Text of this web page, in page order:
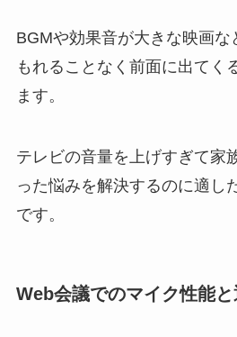
BGMや効果音が大きな映画な
もれることなく前面に出てく
ます。
テレビの音量を上げすぎて家
った悩みを解決するのに適し
です。
Web会議でのマイク性能